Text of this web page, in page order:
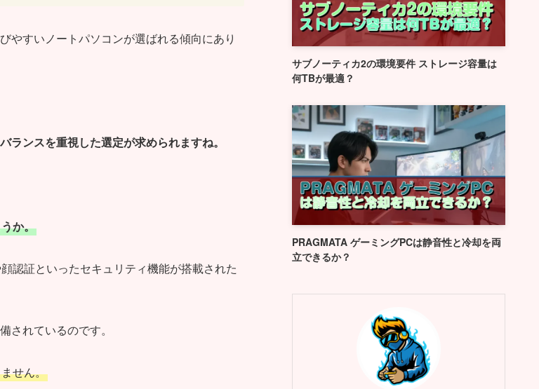
やすいノートパソコンが選ばれる傾向にあり
ンスを重視した選定が求められますね。
か。
認証といったセキュリティ機能が搭載された
されているのです。
せん。
サブノーティカ2の環境要件 ストレージ容量は
何TBが最適？
PRAGMATA ゲーミングPCは静音性と冷却を両
立できるか？